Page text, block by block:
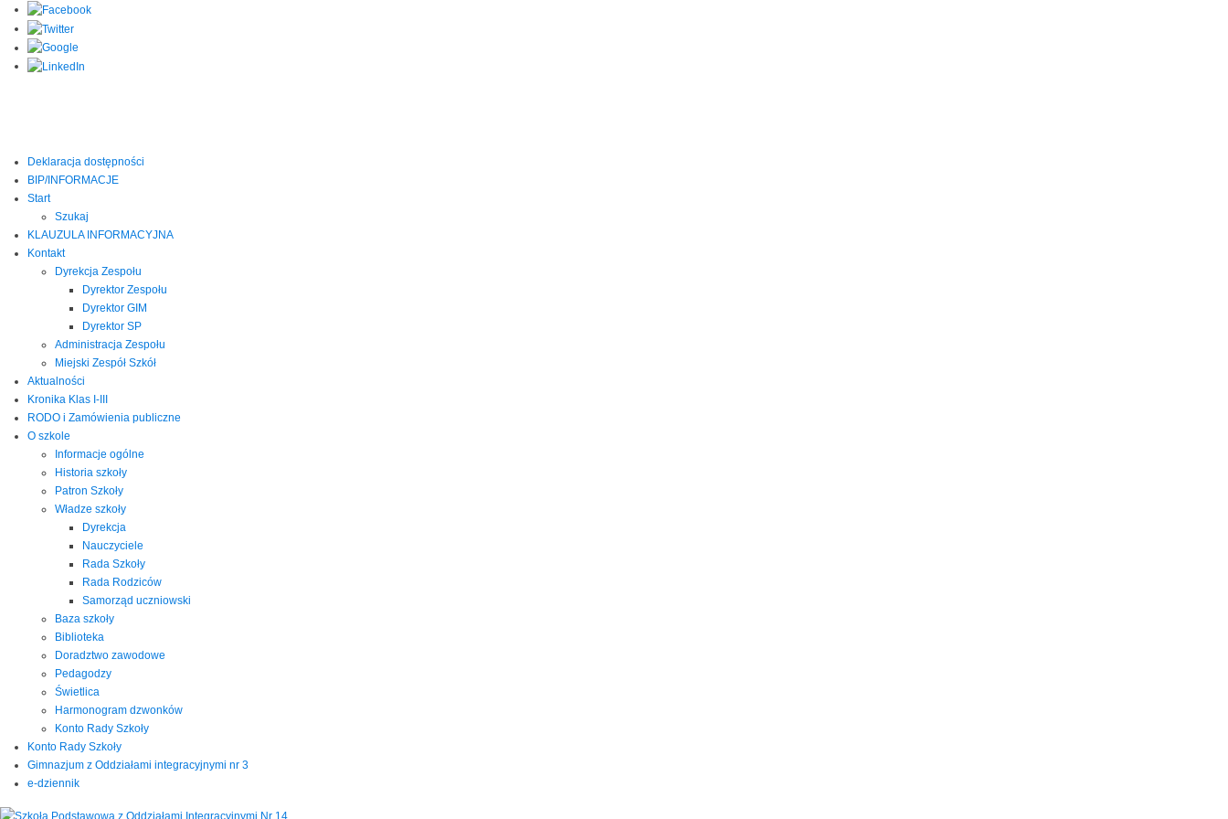
Deklaracja dostępności
BIP/INFORMACJE
Start
Szukaj
KLAUZULA INFORMACYJNA
Kontakt
Dyrekcja Zespołu
Dyrektor Zespołu
Dyrektor GIM
Dyrektor SP
Administracja Zespołu
Miejski Zespół Szkół
Aktualności
Kronika Klas I-III
RODO i Zamówienia publiczne
O szkole
Informacje ogólne
Historia szkoły
Patron Szkoły
Władze szkoły
Dyrekcja
Nauczyciele
Rada Szkoły
Rada Rodziców
Samorząd uczniowski
Baza szkoły
Biblioteka
Doradztwo zawodowe
Pedagodzy
Świetlica
Harmonogram dzwonków
Konto Rady Szkoły
Konto Rady Szkoły
Gimnazjum z Oddziałami integracyjnymi nr 3
e-dziennik